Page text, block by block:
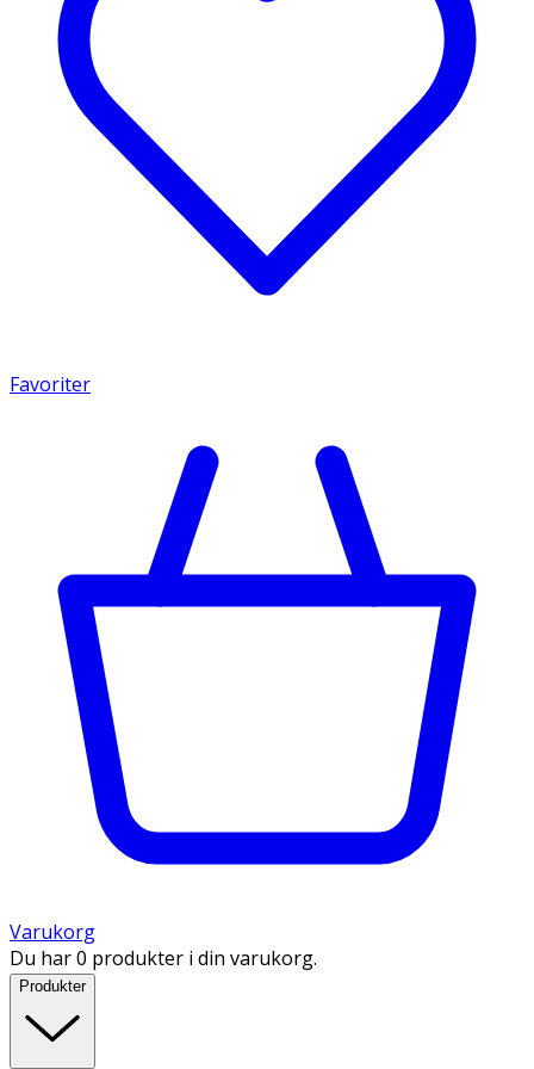
Favoriter
Varukorg
Du har 0 produkter i din varukorg.
Produkter